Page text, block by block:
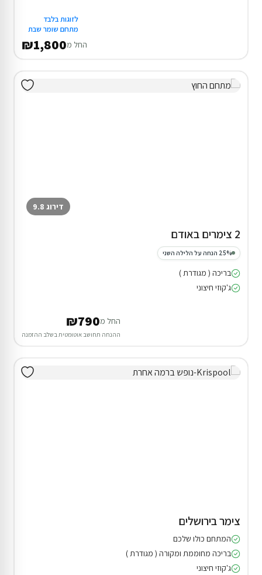
לזוגות בלבד
מתחם שומר שבת
החל מ₪1,800
דירוג 9.8
2 צימרים באודם
25% הנחה על הלילה השני
בריכה ( מגודרת )
ג'קוזי חיצוני
החל מ₪790
ההנחה תחושב אוטומטית בשלב ההזמנה
צימר בירושלים
המתחם כולו שלכם
בריכה מחוממת ומקורה ( מגודרת )
ג'קוזי חיצוני